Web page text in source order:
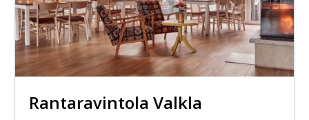
Rantaravintola Valkla